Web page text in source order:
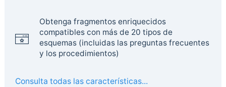
Obtenga fragmentos enriquecidos
compatibles con más de 20 tipos de
esquemas (incluidas las preguntas frecuentes
y los procedimientos)
Consulta todas las características...